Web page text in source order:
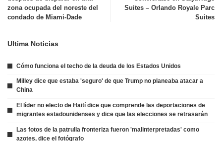
zona ocupada del noreste del
condado de Miami-Dade
Suites – Orlando Royale Parc
Suites
Ultima Noticias
Cómo funciona el techo de la deuda de los Estados Unidos
Milley dice que estaba 'seguro' de que Trump no planeaba atacar a
China
El líder no electo de Haití dice que comprende las deportaciones de
migrantes estadounidenses y dice que las elecciones se retrasarán
Las fotos de la patrulla fronteriza fueron 'malinterpretadas' como
azotes, dice el fotógrafo